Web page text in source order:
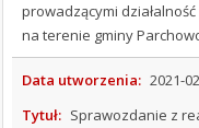
SYGNALIŚCI
INFORMACJE
O
BIULETYNIE
prowadzącymi
na terenie gminy
Data utworzenia: 2021-
Tytuł: Sprawozdanie z